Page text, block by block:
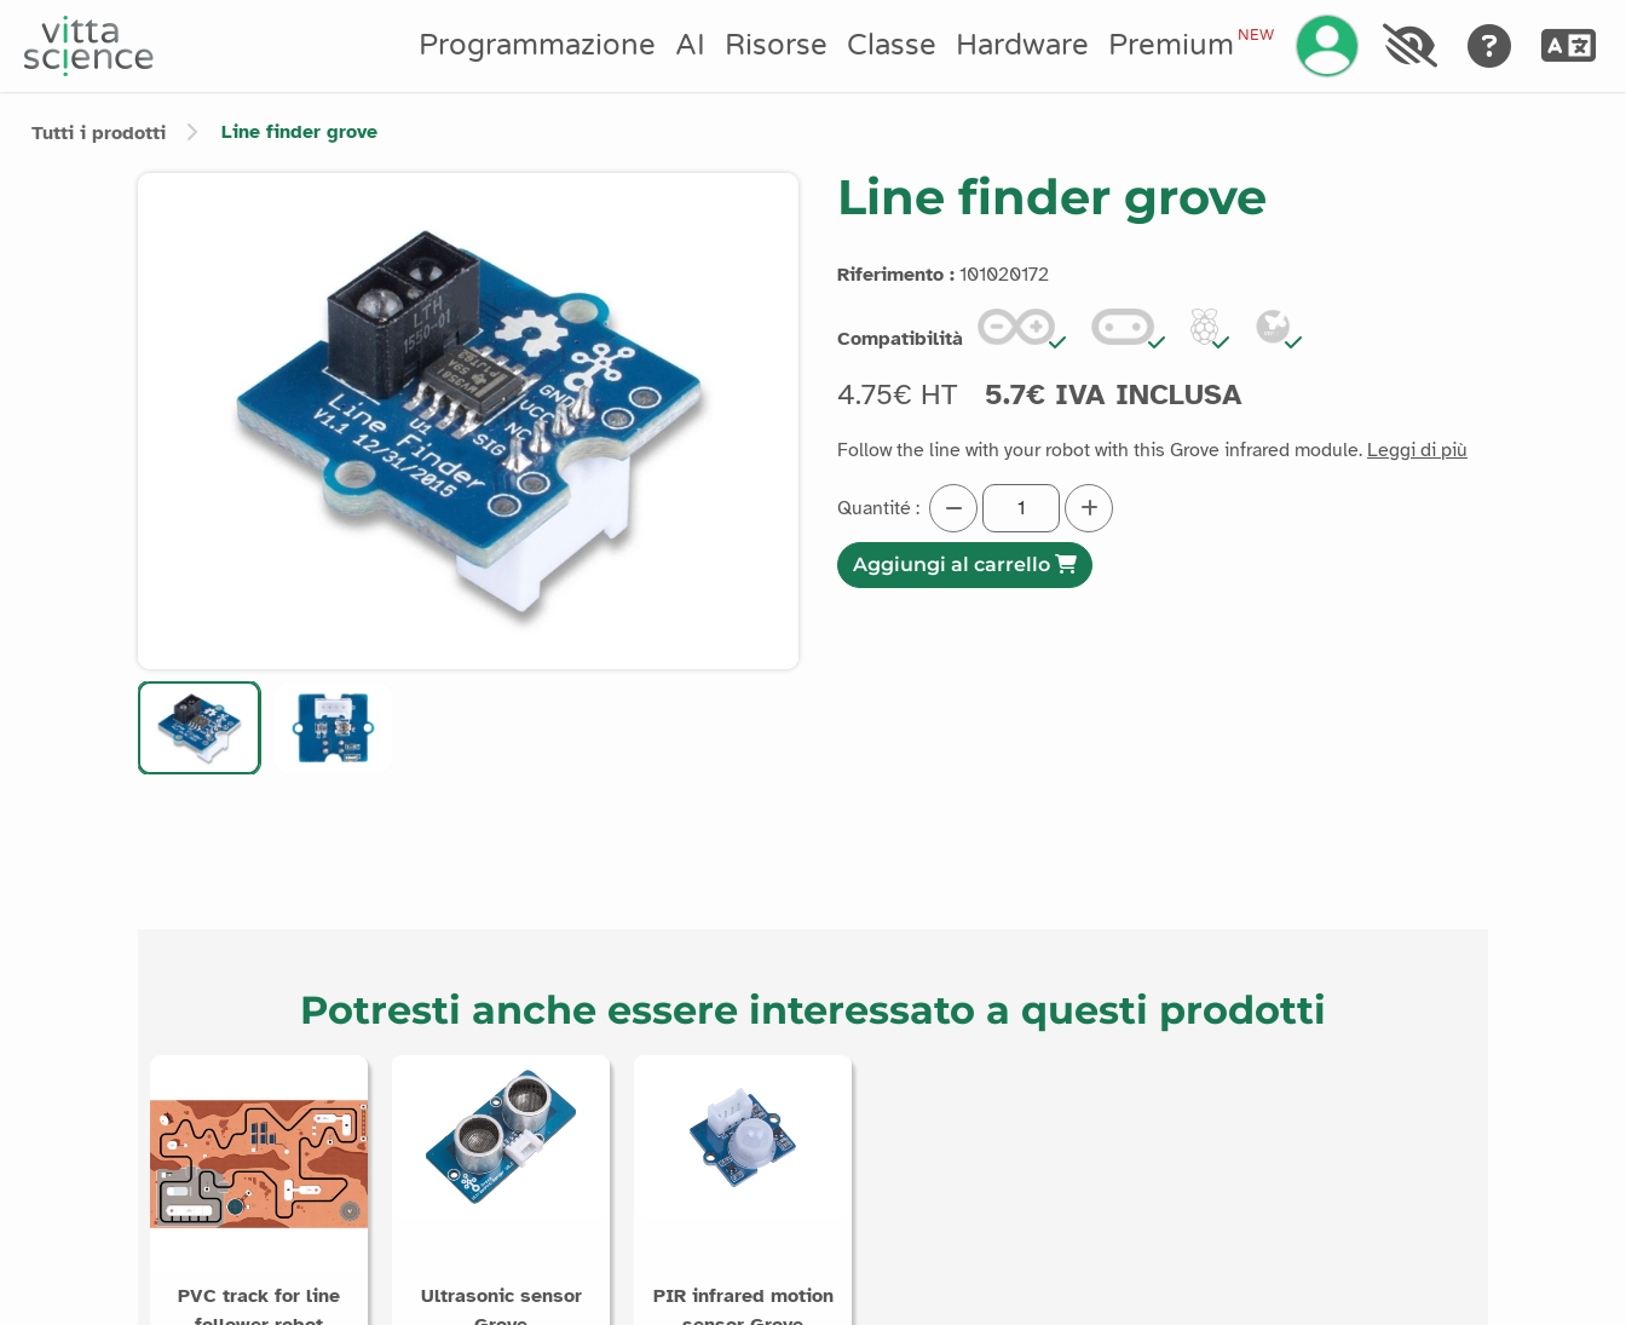
Programmazione AI Risorse Classe Hardware PremiumNEW Gestisci il tuo account
Tutti i prodotti Line finder grove
Line finder grove
Riferimento : 101020172
Compatibilità
4.75€ HT 5.7€ IVA INCLUSA
Follow the line with your robot with this Grove infrared module. Leggi di più
Quantité :
Aggiungi al carrello
Potresti anche essere interessato a questi prodotti
PVC track for line
Ultrasonic sensor
PIR infrared motion